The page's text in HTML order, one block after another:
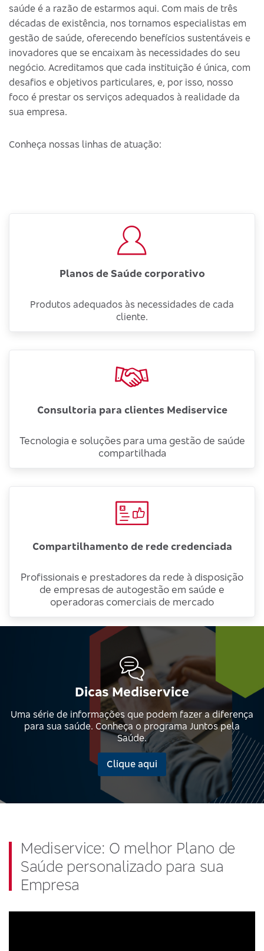
saúde é a razão de estarmos aqui. Com mais de três
décadas de existência, nos tornamos especialistas em
gestão de saúde, oferecendo benefícios sustentáveis e
inovadores que se encaixam às necessidades do seu
negócio. Acreditamos que cada instituição é única, com
desafios e objetivos particulares, e, por isso, nosso
foco é prestar os serviços adequados à realidade da
sua empresa.
Conheça nossas linhas de atuação:
Planos de Saúde corporativo
Produtos adequados às necessidades de cada
cliente.
Consultoria para clientes Mediservice
Tecnologia e soluções para uma gestão de saúde
compartilhada
Compartilhamento de rede credenciada
Profissionais e prestadores da rede à disposição
de empresas de autogestão em saúde e
operadoras comerciais de mercado
Dicas Mediservice
Uma série de informações que podem fazer a diferença
para sua saúde. Conheça o programa Juntos pela
Saúde.
Clique aqui
Mediservice: O melhor Plano de
Saúde personalizado para sua
Empresa